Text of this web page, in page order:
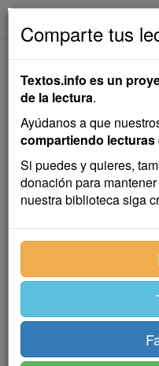
Yolanda,
Corsario
Emilio
Novela
Índice
CAPÍTULO
Comparte tus
Textos.info es un
de la lectura.
Ayúdanos a que
compartiendo
Si puedes y quieres,
donación para
nuestra biblioteca siga